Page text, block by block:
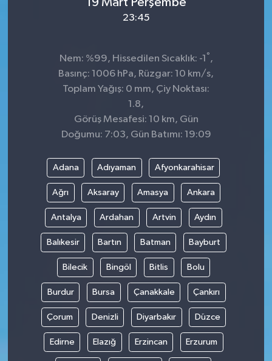
23:45
Nem: %99, Hissedilen Sıcaklık: -1 ° ,
Basınç: 1006 hPa, Rüzgar: 10 km/s,
Toplam Yağış: 0 mm, Çiy Noktası:
1.8,
Görüş Mesafesi: 10 km, Gün
Doğumu: 7:03, Gün Batımı: 19:09
Adana Adıyaman Afyonkarahisar
Ağrı Aksaray Amasya Ankara
Antalya Ardahan Artvin Aydın
Balıkesir Bartın Batman Bayburt
Bilecik Bingöl Bitlis Bolu
Burdur Bursa Çanakkale Çankırı
Çorum Denizli Diyarbakır Düzce
Edirne Elazığ Erzincan Erzurum